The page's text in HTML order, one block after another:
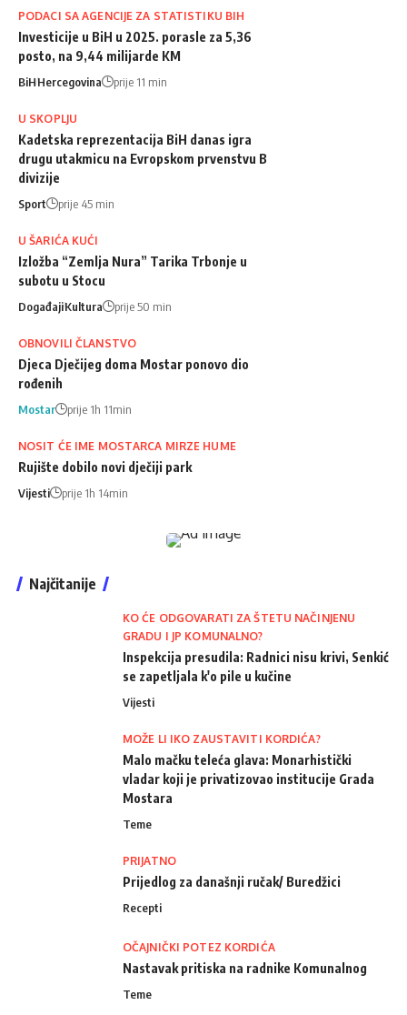
PODACI SA AGENCIJE ZA STATISTIKU BIH
Investicije u BiH u 2025. porasle za 5,36
posto, na 9,44 milijarde KM
BiHHercegovina prije 11 min
U SKOPLJU
Kadetska reprezentacija BiH danas igra
drugu utakmicu na Evropskom prvenstvu B
divizije
Sport prije 45 min
U ŠARIĆA KUĆI
Izložba “Zemlja Nura” Tarika Trbonje u
subotu u Stocu
DogađajiKultura prije 50 min
OBNOVILI ČLANSTVO
Djeca Dječijeg doma Mostar ponovo dio
rođenih
Mostar prije 1h 11min
NOSIT ĆE IME MOSTARCA MIRZE HUME
Rujište dobilo novi dječiji park
Vijesti prije 1h 14min
Najčitanije
KO ĆE ODGOVARATI ZA ŠTETU NAČINJENU
GRADU I JP KOMUNALNO?
Inspekcija presudila: Radnici nisu krivi, Senkić
se zapetljala k'o pile u kučine
Vijesti
MOŽE LI IKO ZAUSTAVITI KORDIĆA?
Malo mačku teleća glava: Monarhistički
vladar koji je privatizovao institucije Grada
Mostara
Teme
PRIJATNO
Prijedlog za današnji ručak/ Buredžici
Recepti
OČAJNIČKI POTEZ KORDIĆA
Nastavak pritiska na radnike Komunalnog
Teme